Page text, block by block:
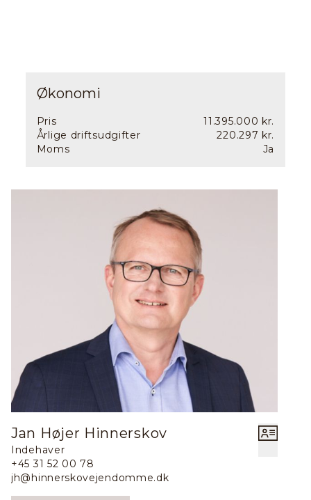
Økonomi
Pris
11.395.000 kr.
Årlige driftsudgifter
220.297 kr.
Moms
Ja
Jan Højer Hinnerskov
Indehaver
+45 31 52 00 78
jh@hinnerskovejendomme.dk